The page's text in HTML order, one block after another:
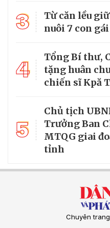
3
Từ căn lều
nuôi 7 con
4
Tổng Bí thư,
tặng huân
chiến sĩ Kpă
5
Chủ tịch
Trưởng Ban
MTQG giai
tỉnh
Chuyên